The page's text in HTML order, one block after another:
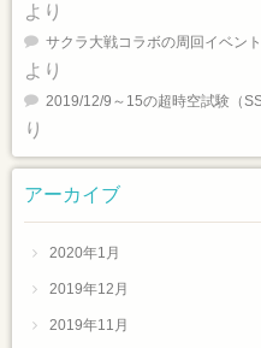
より
サクラ大戦コラボの周回イベン
より
2019/12/9～15の超時空試験（
り
アーカイブ
2020年1月
2019年12月
2019年11月